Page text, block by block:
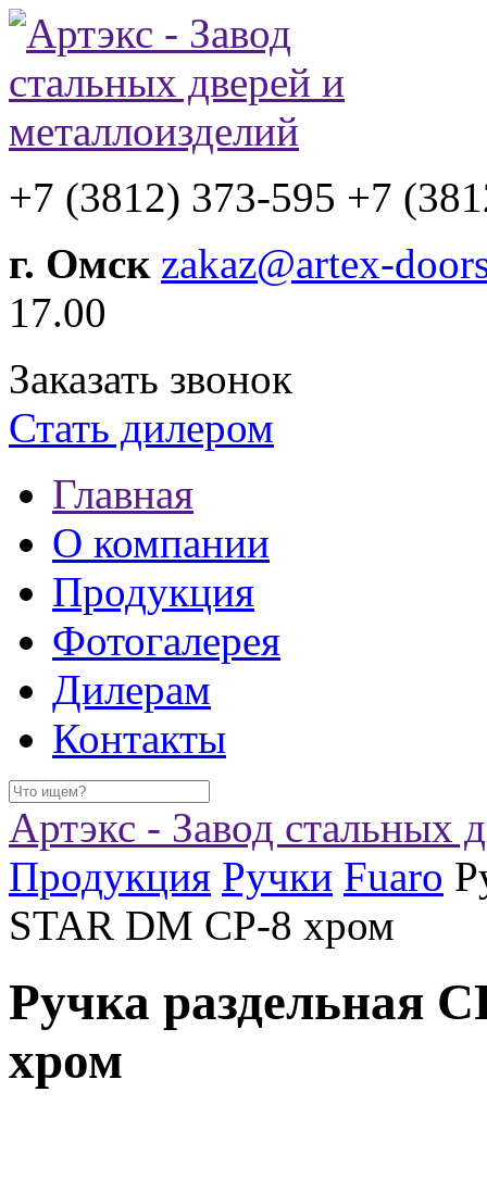
+7 (3812) 373-595 +7
г. Омск zakaz@artex-
17.00
Заказать звонок
Стать дилером
Главная
О компании
Продукция
Фотогалерея
Дилерам
Контакты
Артэкс - Завод стальных
Продукция Ручки Fuaro
STAR DM CP-8 хром
Ручка раздельная
хром